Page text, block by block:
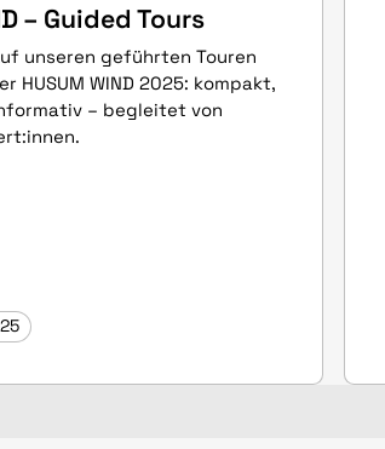
– Guided Tours
unseren geführten Touren
HUSUM WIND 2025: kompakt,
– begleitet von